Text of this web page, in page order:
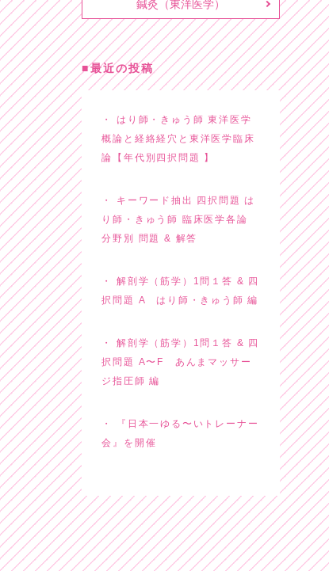
鍼灸（東洋医学）
最近の投稿
はり師・きゅう師 東洋医学
概論と経絡経穴と東洋医学臨床
論【年代別四択問題 】
キーワード抽出 四択問題 は
り師・きゅう師 臨床医学各論
分野別 問題 & 解答
解剖学（筋学）1問１答 & 四
択問題 A はり師・きゅう師 編
解剖学（筋学）1問１答 & 四
択問題 A〜F あんまマッサー
ジ指圧師 編
『日本一ゆる〜いトレーナー
会』を開催